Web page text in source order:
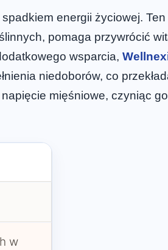
energii życiowej. Ten
pomaga przywrócić
wsparcia,
niedoborów, co
mięśniowe, czyniąc
w